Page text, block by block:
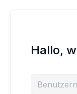
Hallo,